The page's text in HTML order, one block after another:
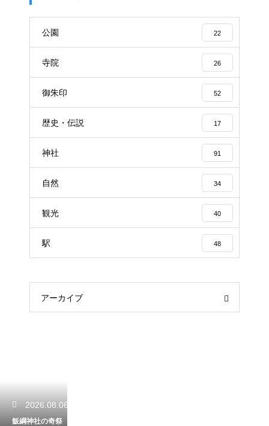
公園 22
寺院 26
御朱印 52
歴史・伝説 17
神社 91
自然 34
観光 40
駅 48
アーカイブ
2026.08.06
飯綱神社の奇祭